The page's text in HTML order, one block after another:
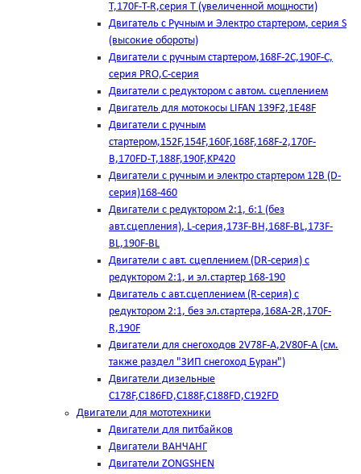
T,170F-T-R,серия Т (увеличенной мощности)
Двигатель с Ручным и Электро стартером, серия S
(высокие обороты)
Двигатели с ручным стартером,168F-2C,190F-C,
серия PRO,C-серия
Двигатели с редуктором с автом. сцеплением
Двигатель для мотокосы LIFAN 139F2,1E48F
Двигатели с ручным
стартером,152F,154F,160F,168F,168F-2,170F-
B,170FD-T,188F,190F,KP420
Двигатели с ручным и электро стартером 12В (D-
серия)168-460
Двигатели с редуктором 2:1, 6:1 (без
авт.сцепления), L-серия,173F-BH,168F-BL,173F-
BL,190F-BL
Двигатели с авт. сцеплением (DR-серия) с
редуктором 2:1, и эл.стартер 168-190
Двигатель с авт.сцеплением (R-серия) с
редуктором 2:1, без эл.стартера,168А-2R,170F-
R,190F
Двигатели для снегоходов 2V78F-A,2V80F-A (см.
также раздел "ЗИП снегоход Буран")
Двигатели дизельные
C178F,С186FD,C188F,C188FD,C192FD
Двигатели для мототехники
Двигатели для питбайков
Двигатели ВАНЧАНГ
Двигатели ZONGSHEN